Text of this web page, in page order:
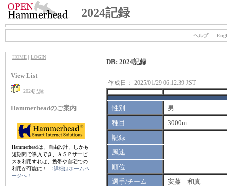
2024記録
ヘルプ
HOME| LOGIN
View List
2024記録
Hammerheadのご案内
Hammerheadは、自由設計、しかも
短期間で導入でき、ＡＳＰサービ
スを利用すれば、携帯や自宅での
利用が可能に！
⇒詳細はホームペ
ージへ！
DB: 2024記録
作成日： 2025/01/29 06:12:39 JST
性別
男
種目
3000m
記録
風速
順位
選手/チーム
安藤 和真